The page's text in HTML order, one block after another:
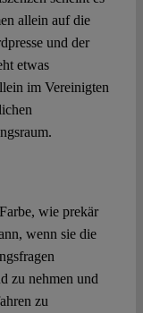
allein auf die
und der
etwas
im Vereinigten
wie prekär
wenn sie die
zu nehmen und
zu